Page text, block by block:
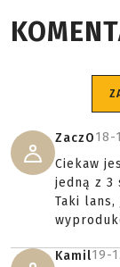
ZaczO18-
Ciekaw
jedną z 3
Taki
Kamil19-